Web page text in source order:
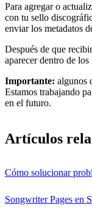
Para agregar o
con tu sello
enviar los metadatos
Después de que
aparecer dentro de los
Importante: algunos
Estamos trabajando
en el futuro.
Artículos
Cómo solucionar
Songwriter Pages en